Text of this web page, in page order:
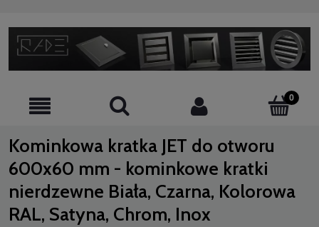
Kominkowa kratka JET do otworu
600x60 mm - kominkowe kratki
nierdzewne Biała, Czarna, Kolorowa
RAL, Satyna, Chrom, Inox